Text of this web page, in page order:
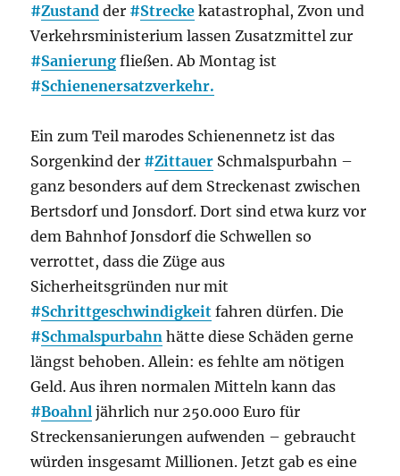
#Zustand der #Strecke katastrophal, Zvon und
Verkehrsministerium lassen Zusatzmittel zur
#Sanierung fließen. Ab Montag ist
#Schienenersatzverkehr.
Ein zum Teil marodes Schienennetz ist das
Sorgenkind der #Zittauer Schmalspurbahn –
ganz besonders auf dem Streckenast zwischen
Bertsdorf und Jonsdorf. Dort sind etwa kurz vor
dem Bahnhof Jonsdorf die Schwellen so
verrottet, dass die Züge aus
Sicherheitsgründen nur mit
#Schrittgeschwindigkeit fahren dürfen. Die
#Schmalspurbahn hätte diese Schäden gerne
längst behoben. Allein: es fehlte am nötigen
Geld. Aus ihren normalen Mitteln kann das
#Boahnl jährlich nur 250.000 Euro für
Streckensanierungen aufwenden – gebraucht
würden insgesamt Millionen. Jetzt gab es eine